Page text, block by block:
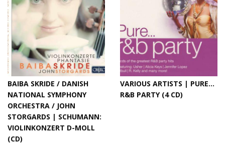
BAIBA SKRIDE / DANISH
NATIONAL SYMPHONY
ORCHESTRA / JOHN
STORGARDS | SCHUMANN:
VIOLINKONZERT D-MOLL
(CD)
VARIOUS ARTISTS | PURE...
R&B PARTY (4 CD)